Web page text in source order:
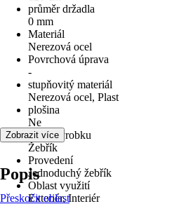
průměr držadla
0 mm
Materiál
Nerezová ocel
Povrchová úprava
-
stupňovitý materiál
Nerezová ocel, Plast
plošina
Ne
Druh výrobku
Žebřík
Provedení
Jednoduchý žebřík
Oblast využití
Exteriér, Interiér
Zobrazit více
Popis
Přeskočit oblast